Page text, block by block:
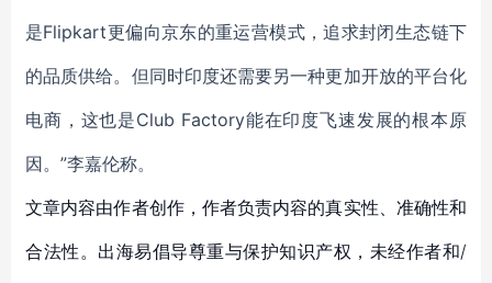
是Flipkart更偏向京东的重运营模式，追求封闭生态链下
的品质供给。但同时印度还需要另一种更加开放的平台化
电商，这也是Club Factory能在印度飞速发展的根本原
因。”李嘉伦称。
文章内容由作者创作，作者负责内容的真实性、准确性和
合法性。出海易倡导尊重与保护知识产权，未经作者和/